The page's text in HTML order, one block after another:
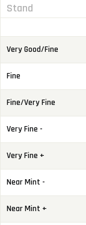
Stand
Very Good/Fine
Fine
Fine/Very Fine
Very Fine -
Very Fine +
Near Mint -
Near Mint +